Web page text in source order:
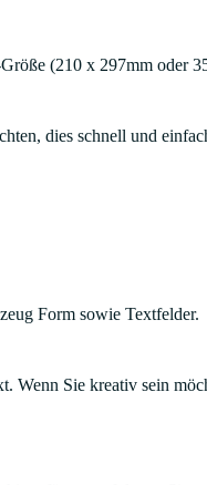
(210 x 297mm oder
dies schnell und
Form sowie Textfelder.
Wenn Sie kreativ sein